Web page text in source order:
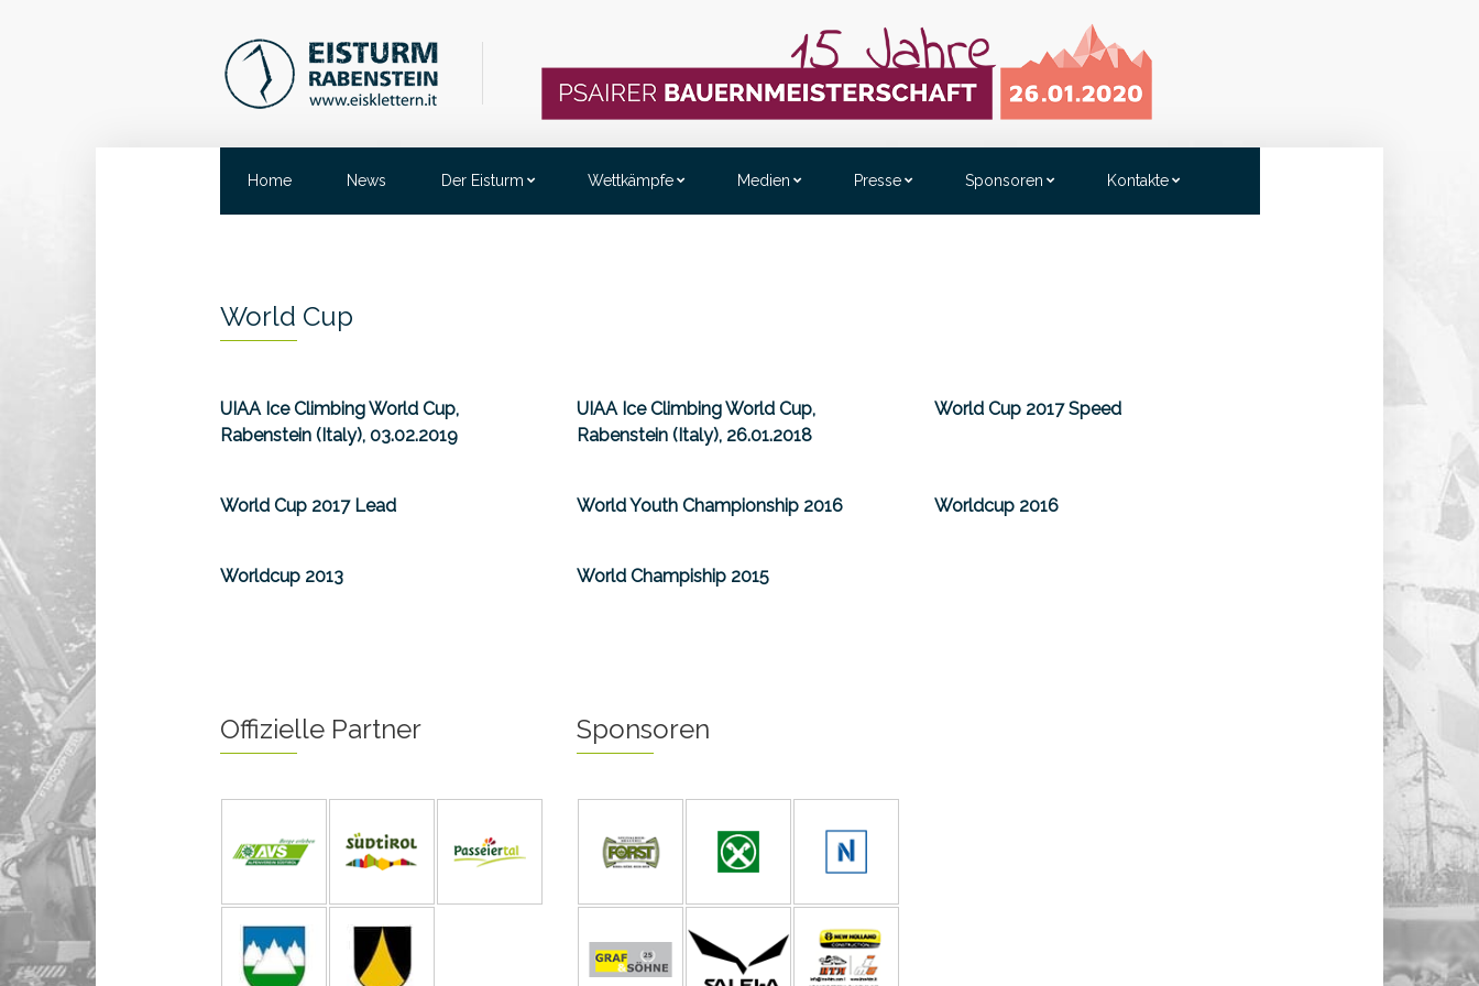
Home News Der Eisturm Wettkämpfe Medien Presse Sponsoren Kontakte
World Cup
UIAA Ice Climbing World Cup,
Rabenstein (Italy), 03.02.2019
UIAA Ice Climbing World Cup,
Rabenstein (Italy), 26.01.2018
World Cup 2017 Speed
World Cup 2017 Lead World Youth Championship 2016 Worldcup 2016
Worldcup 2013 World Champiship 2015
Offizielle Partner Sponsoren